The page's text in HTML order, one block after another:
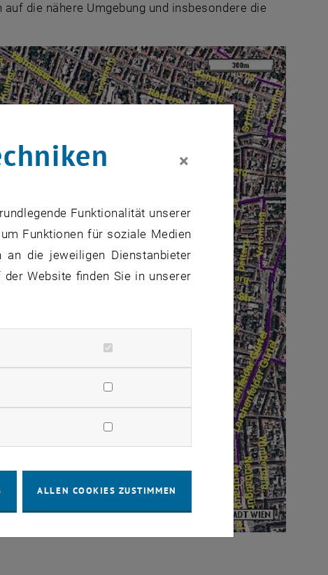
die nähere Umgebung und insbesondere die
×
Funktionalität unserer
Funktionen für soziale Medien
die jeweiligen Dienstanbieter
Website finden Sie in unserer
ALLEN COOKIES ZUSTIMMEN